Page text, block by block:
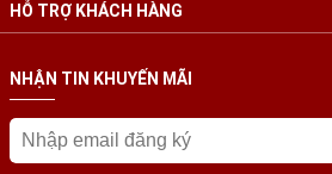
HỖ TRỢ KHÁCH HÀNG
NHẬN TIN KHUYẾN MÃI